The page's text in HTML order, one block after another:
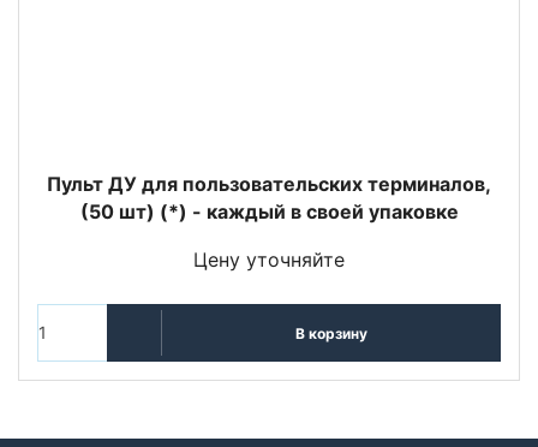
Пульт ДУ для пользовательских терминалов,
(50 шт) (*) - каждый в своей упаковке
Цену уточняйте
В корзину